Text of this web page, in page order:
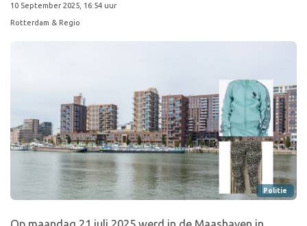
10 September 2025, 16:54 uur
Rotterdam & Regio
Politie